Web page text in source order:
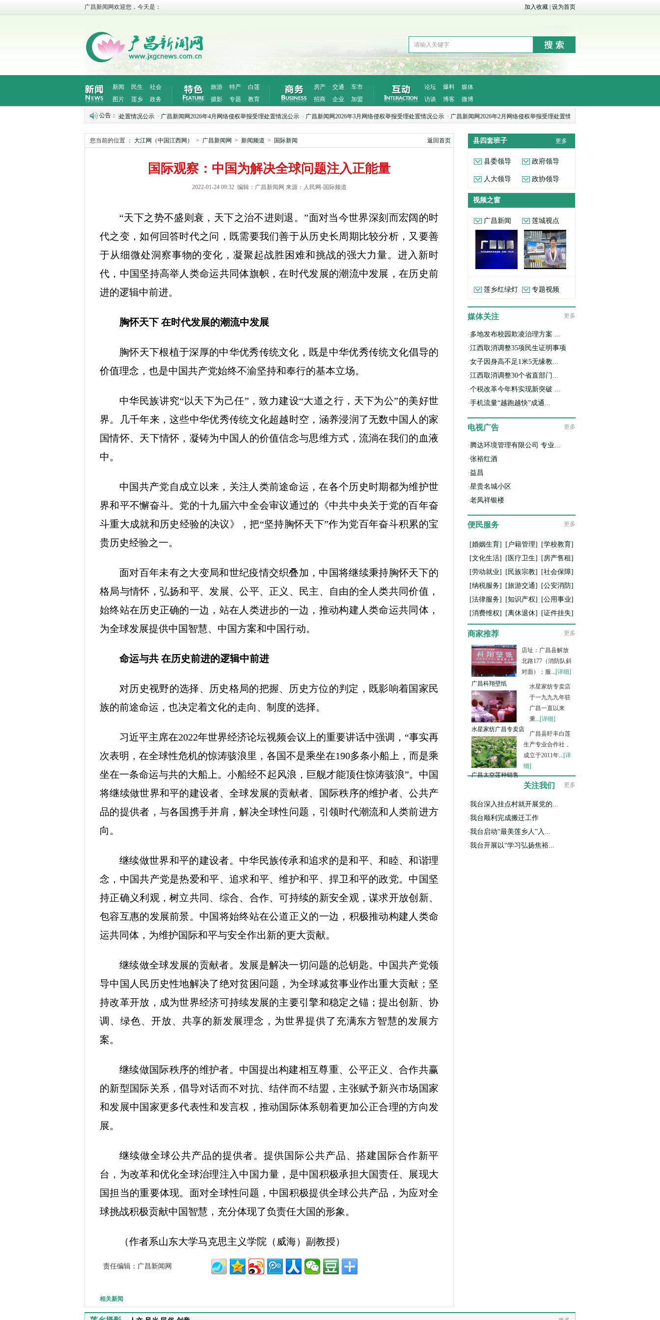
广昌新闻网欢迎您，今天是： 加入收藏 设为首页
新闻 民生
社会
图片
莲乡 政务
旅游 特产
白莲
摄影
专题 教育
房产 交通
车市
招商
企业 加盟
论坛 爆料
媒体
访谈
博客 微博
公告：
昌新闻网2026年5月网络侵权举报受理处置情况公示·广昌新闻网2026年4月网络侵权举报受理处置情况公示·广昌新闻网2026年3月网络侵权举报受理处置情况公示·广昌新闻网2026年2月网络侵权举报受理处置情况公示·
返回首页
您当前的位置 ： 大江网（中国江西网） > 广昌新闻网 > 新闻频道 > 国际新闻
国际观察：中国为解决全球问题注入正能量
2022-01-24 09:32 编辑：广昌新闻网 来源：人民网-国际频道
“天下之势不盛则衰，天下之治不进则退。”面对当今世界深刻而宏阔的时
代之变，如何回答时代之问，既需要我们善于从历史长周期比较分析，又要善
于从细微处洞察事物的变化，凝聚起战胜困难和挑战的强大力量。进入新时
代，中国坚持高举人类命运共同体旗帜，在时代发展的潮流中发展，在历史前
进的逻辑中前进。
胸怀天下 在时代发展的潮流中发展
胸怀天下根植于深厚的中华优秀传统文化，既是中华优秀传统文化倡导的
价值理念，也是中国共产党始终不渝坚持和奉行的基本立场。
中华民族讲究“以天下为己任”，致力建设“大道之行，天下为公”的美好世
界。几千年来，这些中华优秀传统文化超越时空，涵养浸润了无数中国人的家
国情怀、天下情怀，凝铸为中国人的价值信念与思维方式，流淌在我们的血液
中。
中国共产党自成立以来，关注人类前途命运，在各个历史时期都为维护世
界和平不懈奋斗。党的十九届六中全会审议通过的《中共中央关于党的百年奋
斗重大成就和历史经验的决议》，把“坚持胸怀天下”作为党百年奋斗积累的宝
贵历史经验之一。
面对百年未有之大变局和世纪疫情交织叠加，中国将继续秉持胸怀天下的
格局与情怀，弘扬和平、发展、公平、正义、民主、自由的全人类共同价值，
始终站在历史正确的一边，站在人类进步的一边，推动构建人类命运共同体，
为全球发展提供中国智慧、中国方案和中国行动。
命运与共 在历史前进的逻辑中前进
对历史视野的选择、历史格局的把握、历史方位的判定，既影响着国家民
族的前途命运，也决定着文化的走向、制度的选择。
习近平主席在2022年世界经济论坛视频会议上的重要讲话中强调，“事实再
次表明，在全球性危机的惊涛骇浪里，各国不是乘坐在190多条小船上，而是乘
坐在一条命运与共的大船上。小船经不起风浪，巨舰才能顶住惊涛骇浪”。中国
将继续做世界和平的建设者、全球发展的贡献者、国际秩序的维护者、公共产
品的提供者，与各国携手并肩，解决全球性问题，引领时代潮流和人类前进方
向。
继续做世界和平的建设者。中华民族传承和追求的是和平、和睦、和谐理
念，中国共产党是热爱和平、追求和平、维护和平、捍卫和平的政党。中国坚
持正确义利观，树立共同、综合、合作、可持续的新安全观，谋求开放创新、
包容互惠的发展前景。中国将始终站在公道正义的一边，积极推动构建人类命
运共同体，为维护国际和平与安全作出新的更大贡献。
继续做全球发展的贡献者。发展是解决一切问题的总钥匙。中国共产党领
导中国人民历史性地解决了绝对贫困问题，为全球减贫事业作出重大贡献；坚
持改革开放，成为世界经济可持续发展的主要引擎和稳定之锚；提出创新、协
调、绿色、开放、共享的新发展理念，为世界提供了充满东方智慧的发展方
案。
继续做国际秩序的维护者。中国提出构建相互尊重、公平正义、合作共赢
的新型国际关系，倡导对话而不对抗、结伴而不结盟，主张赋予新兴市场国家
和发展中国家更多代表性和发言权，推动国际体系朝着更加公正合理的方向发
展。
继续做全球公共产品的提供者。提供国际公共产品、搭建国际合作新平
台，为改革和优化全球治理注入中国力量，是中国积极承担大国责任、展现大
国担当的重要体现。面对全球性问题，中国积极提供全球公共产品，为应对全
球挑战积极贡献中国智慧，充分体现了负责任大国的形象。
（作者系山东大学马克思主义学院（威海）副教授）
责任编辑：广昌新闻网
相关新闻
更多
县四套班子
县委领导 政府领导
人大领导 政协领导
视频之窗
广昌新闻 莲城视点
莲乡红绿灯 专题视频
更多
媒体关注
· 多地发布校园欺凌治理方案 ...
·江西取消调整35项民生证明事项
·女子因身高不足1米5无缘教...
·江西取消调整30个省直部门...
·个税改革今年料实现新突破 ...
·手机流量“越跑越快”成通...
更多
电视广告
· 腾达环境管理有限公司 专业...
·张裕红酒
·益昌
·星贵名城小区
·老凤祥银楼
更多
便民服务
[婚姻生育] [户籍管理]
[学校教育]
[文化生活]
[医疗卫生]
[房产售租]
[劳动就业]
[民族宗教]
[社会保障]
[纳税服务]
[旅游交通]
[公安消防]
[法律服务]
[知识产权]
[公用事业]
[消费维权]
[离休退休] [证件挂失]
更多
商家推荐
广昌科翔壁纸
店址：广昌县解放
北路177（消防队斜
对面）；服...[详细]
水星家纺广昌专卖店
水星家纺专卖店
于一九九九年驻
广昌一直以来
秉...[详细]
广昌太空莲种销售
广昌县盱丰白莲
生产专业合作社，
成立于2011年...[详
细]
更多
关注我们
·我台深入挂点村就开展党的...
·我台顺利完成搬迁工作
·我台启动“最美莲乡人”入...
·我台开展以“学习弘扬焦裕...